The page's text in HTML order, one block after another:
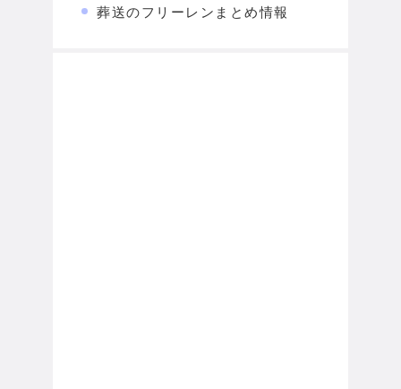
葬送のフリーレンまとめ情報